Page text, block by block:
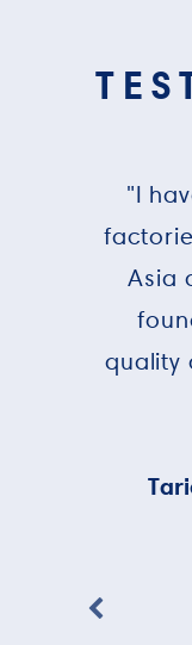
"I
Asia
quality